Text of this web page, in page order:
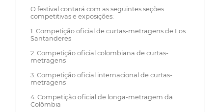
O festival contará com as seguintes seções
competitivas e exposições:
1. Competição oficial de curtas-metragens de Los
Santanderes
2. Competição oficial colombiana de curtas-
metragens
3. Competição oficial internacional de curtas-
metragens
4. Competição oficial de longa-metragem da
Colômbia